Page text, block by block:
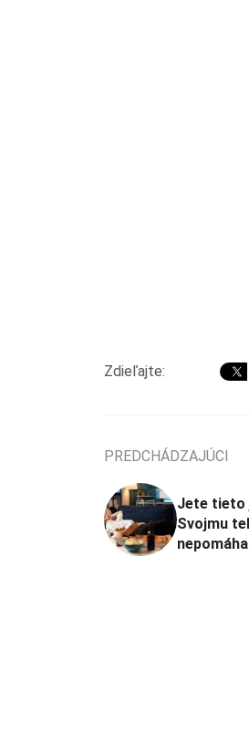
Zdieľajte:
PREDCHÁDZAJÚCI
Jete tieto
Svojmu